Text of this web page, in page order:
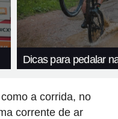
Dicas para pedalar
a corrida, no
corrente de ar